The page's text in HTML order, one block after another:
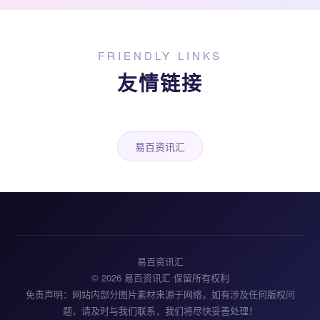
FRIENDLY LINKS
友情链接
易百资讯汇
易百资讯汇
© 2026 易百资讯汇 保留所有权利
免责声明：网站内部分图片素材来源于网络，如有涉及任何版权问
题，请及时与我们联系，我们将尽快妥善处理！